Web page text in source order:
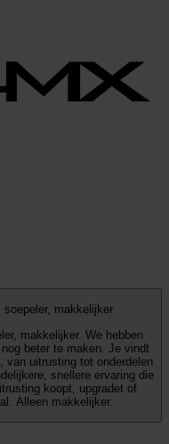
soepeler, makkelijker
We hebben
beter te maken. Je vindt
van uitrusting tot onderdelen
snellere ervaring die
koopt, upgradet of
Alleen makkelijker.